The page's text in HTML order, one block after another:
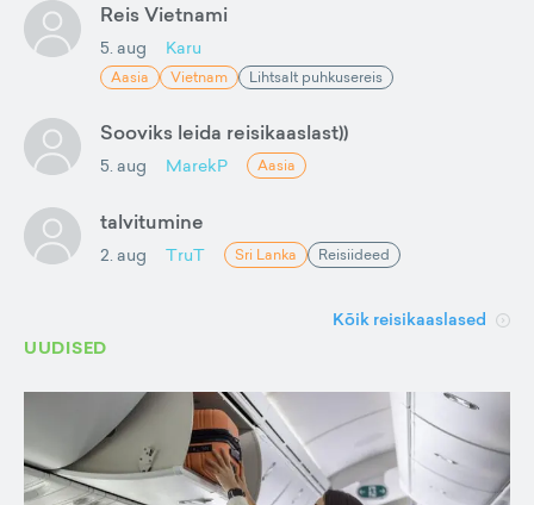
Reis Vietnami
5. aug Karu
Aasia Vietnam Lihtsalt puhkusereis
Sooviks leida reisikaaslast))
5. aug MarekP Aasia
talvitumine
2. aug TruT Sri Lanka Reisiideed
Kõik reisikaaslased
UUDISED